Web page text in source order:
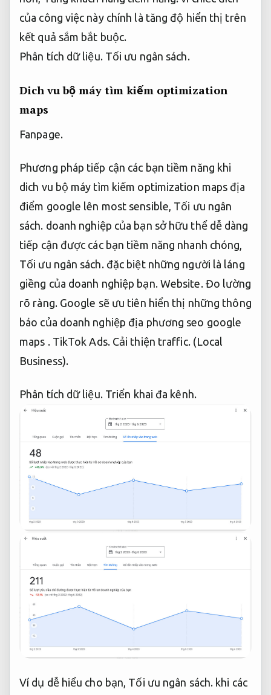
của công việc này chính là tăng độ hiển thị trên
kết quả sắm bắt buộc.
Phân tích dữ liệu. Tối ưu ngân sách.
Dich vu bộ máy tìm kiếm optimization
maps
Fanpage.
Phương pháp tiếp cận các bạn tiềm năng khi
dich vu bộ máy tìm kiếm optimization maps địa
điểm google lên most sensible, Tối ưu ngân
sách. doanh nghiệp của bạn sở hữu thể dễ dàng
tiếp cận được các bạn tiềm năng nhanh chóng,
Tối ưu ngân sách. đặc biệt những người là láng
giềng của doanh nghiệp bạn. Website. Đo lường
rõ ràng. Google sẽ ưu tiên hiển thị những thông
báo của doanh nghiệp địa phương seo google
maps . TikTok Ads. Cải thiện traffic. (Local
Business).
Phân tích dữ liệu. Triển khai đa kênh.
Ví dụ dễ hiểu cho bạn, Tối ưu ngân sách. khi các